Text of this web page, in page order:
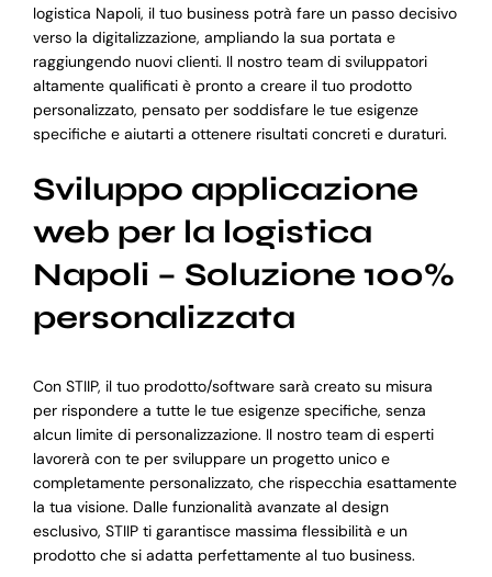
logistica Napoli, il tuo business potrà fare un passo decisivo
verso la digitalizzazione, ampliando la sua portata e
raggiungendo nuovi clienti. Il nostro team di sviluppatori
altamente qualificati è pronto a creare il tuo prodotto
personalizzato, pensato per soddisfare le tue esigenze
specifiche e aiutarti a ottenere risultati concreti e duraturi.
Sviluppo applicazione
web per la logistica
Napoli – Soluzione 100%
personalizzata
Con STIIP, il tuo prodotto/software sarà creato su misura
per rispondere a tutte le tue esigenze specifiche, senza
alcun limite di personalizzazione. Il nostro team di esperti
lavorerà con te per sviluppare un progetto unico e
completamente personalizzato, che rispecchia esattamente
la tua visione. Dalle funzionalità avanzate al design
esclusivo, STIIP ti garantisce massima flessibilità e un
prodotto che si adatta perfettamente al tuo business.